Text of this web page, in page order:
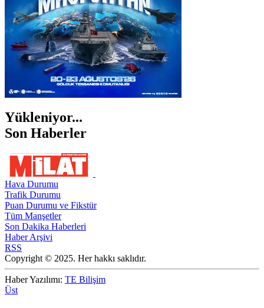
Yükleniyor...
Son Haberler
Hava Durumu
Trafik Durumu
Puan Durumu ve Fikstür
Tüm Manşetler
Son Dakika Haberleri
Haber Arşivi
RSS
Copyright © 2025. Her hakkı saklıdır.
Haber Yazılımı: TE Bilişim
Üst